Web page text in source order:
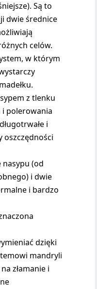
Są to
dwie średnice
celów.
w którym
z tlenku
polerowania
i
oszczędności
nasypu (od
i dwie
i bardzo
dzięki
mandryli
złamanie i